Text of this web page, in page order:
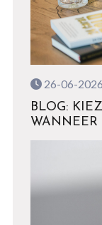
26-06-2026
BLOG: